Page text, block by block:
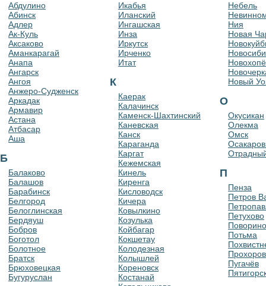
Абдулино
Абинск
Адлер
Ак-Куль
Аксаково
Аманкарагай
Анапа
Ангарск
Ангоя
Анжеро-Судженск
Аркадак
Армавир
Астана
Атбасар
Аша
Б
Балаково
Балашов
Барабинск
Белгород
Белоглинская
Бердяуш
Бобров
Боготол
Болотное
Братск
Брюховецкая
Бугуруслан
Икабья
Иланский
Ингашская
Инза
Иркутск
Ирченко
Итат
К
Каерак
Калачинск
Каменск-Шахтинский
Каневская
Канск
Караганда
Каргат
Кежемская
Кинель
Киренга
Кисловодск
Кичера
Ковылкино
Козулька
Койбагар
Кокшетау
Колодезная
Колышлей
Кореновск
Костанай
Небель
Ния
Новая
Новый
О
Окусикан
Олекма
Омск
П
Пенза
Петров
Петухово
Поворино
Потьма
Пугачёв